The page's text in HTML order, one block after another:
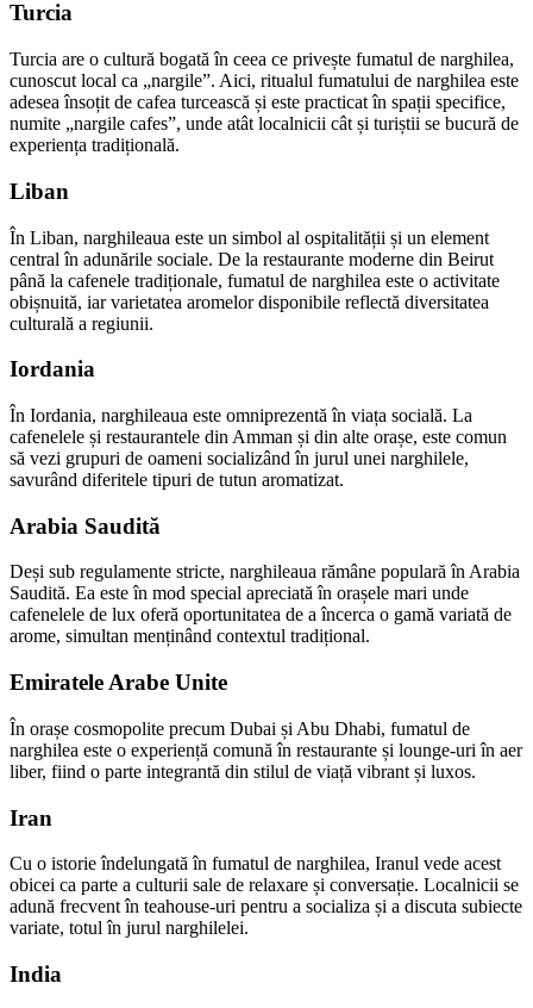
Turcia
Turcia are o cultură bogată în ceea ce privește fumatul de narghilea,
cunoscut local ca „nargile”. Aici, ritualul fumatului de narghilea este
adesea însoțit de cafea turcească și este practicat în spații specifice,
numite „nargile cafes”, unde atât localnicii cât și turiștii se bucură de
experiența tradițională.
Liban
În Liban, narghileaua este un simbol al ospitalității și un element
central în adunările sociale. De la restaurante moderne din Beirut
până la cafenele tradiționale, fumatul de narghilea este o activitate
obișnuită, iar varietatea aromelor disponibile reflectă diversitatea
culturală a regiunii.
Iordania
În Iordania, narghileaua este omniprezentă în viața socială. La
cafenelele și restaurantele din Amman și din alte orașe, este comun
să vezi grupuri de oameni socializând în jurul unei narghilele,
savurând diferitele tipuri de tutun aromatizat.
Arabia Saudită
Deși sub regulamente stricte, narghileaua rămâne populară în Arabia
Saudită. Ea este în mod special apreciată în orașele mari unde
cafenelele de lux oferă oportunitatea de a încerca o gamă variată de
arome, simultan menținând contextul tradițional.
Emiratele Arabe Unite
În orașe cosmopolite precum Dubai și Abu Dhabi, fumatul de
narghilea este o experiență comună în restaurante și lounge-uri în aer
liber, fiind o parte integrantă din stilul de viață vibrant și luxos.
Iran
Cu o istorie îndelungată în fumatul de narghilea, Iranul vede acest
obicei ca parte a culturii sale de relaxare și conversație. Localnicii se
adună frecvent în teahouse-uri pentru a socializa și a discuta subiecte
variate, totul în jurul narghilelei.
India